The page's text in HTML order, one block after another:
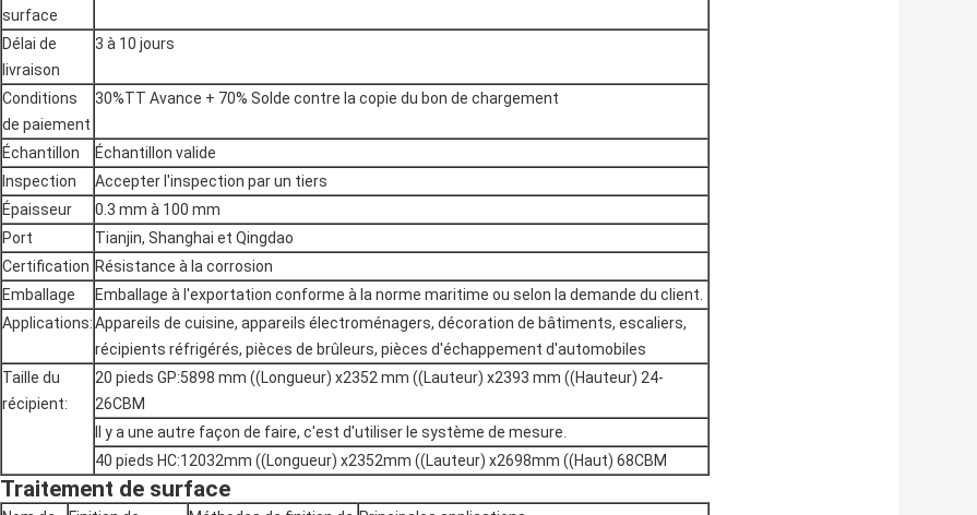
surface
Délai de
livraison
3 à 10 jours
Conditions
de paiement
30%TT Avance + 70% Solde contre la copie du bon de chargement
Échantillon
Échantillon valide
Inspection
Accepter l'inspection par un tiers
Épaisseur
0.3 mm à 100 mm
Port
Tianjin, Shanghai et Qingdao
Certification Résistance à la corrosion
Emballage
Emballage à l'exportation conforme à la norme maritime ou selon la demande du client.
Applications:Appareils de cuisine, appareils électroménagers, décoration de bâtiments, escaliers,
récipients réfrigérés, pièces de brûleurs, pièces d'échappement d'automobiles
Taille du
récipient:
20 pieds GP:5898 mm ((Longueur) x2352 mm ((Lauteur) x2393 mm ((Hauteur) 24-
26CBM
Il y a une autre façon de faire, c'est d'utiliser le système de mesure.
40 pieds HC:12032mm ((Longueur) x2352mm ((Lauteur) x2698mm ((Haut) 68CBM
Traitement de surface